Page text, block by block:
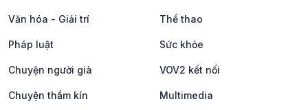
Văn hóa - Giải trí Thể thao
Pháp luật Sức khỏe
Chuyện người già VOV2 kết nối
Chuyện thầm kín Multimedia